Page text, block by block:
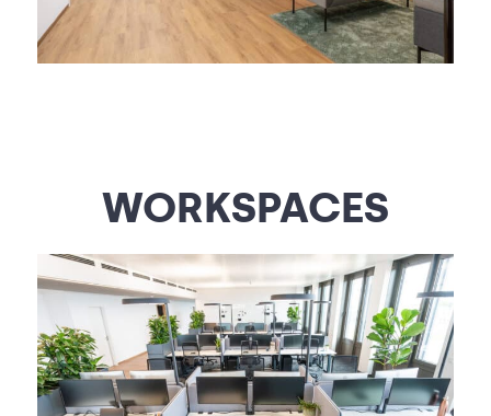
WORKSPACES